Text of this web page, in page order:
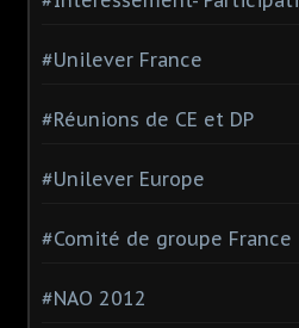
#Unilever France
#Réunions de CE et DP
#Unilever Europe
#Comité de groupe France
#NAO 2012